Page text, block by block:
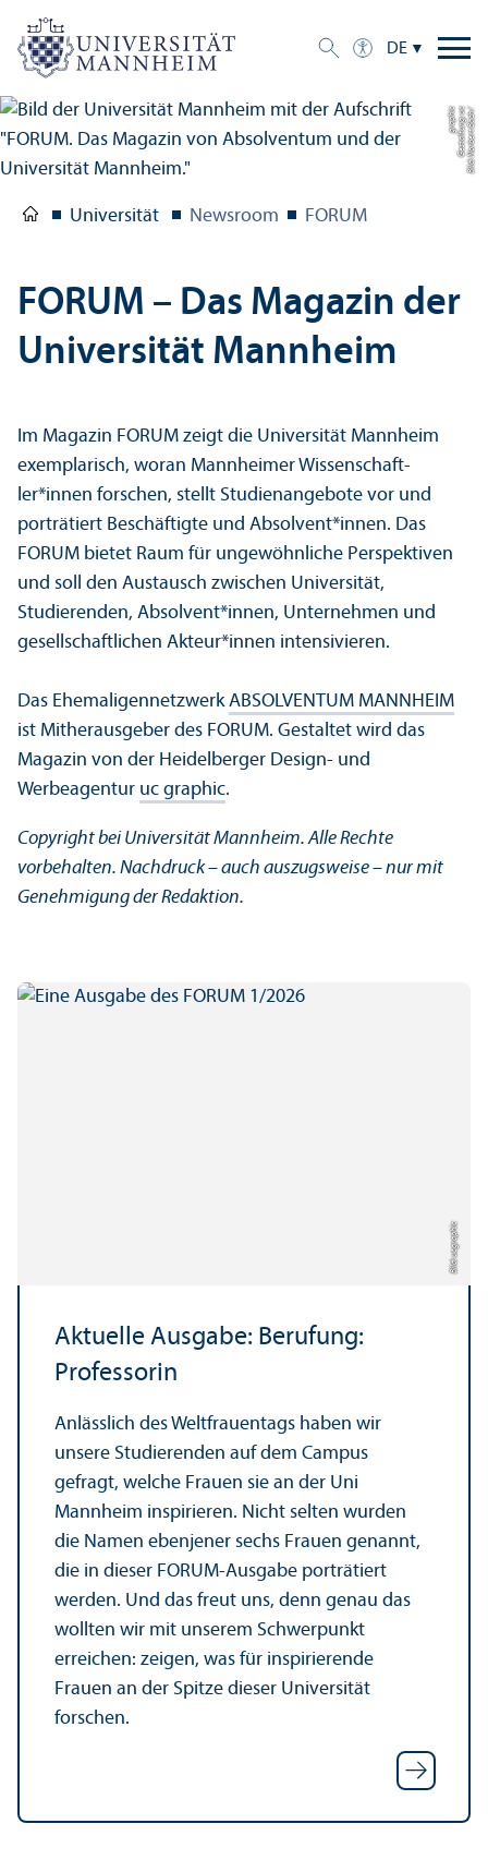
DE
Bil
d:
N
o
r
b
e
r
t
B
a
c
h
/
G
e
s
t
al
t
u
n
g:
u
c
g
r
a
p
hi
c
Universität Newsroom FORUM
FORUM – Das Magazin der
Universität Mannheim
Im Magazin FORUM zeigt die Universität Mannheim
exemplarisch, woran Mannheimer Wissenschaft­
ler*innen forschen, stellt Studien­angebote vor und
porträtiert Beschäftigte und Absolvent*innen. Das
FORUM bietet Raum für ungewöhnliche Perspektiven
und soll den Austausch zwischen Universität,
Studierenden, Absolvent*innen, Unter­nehmen und
gesellschaft­lichen Akteur*innen intensivieren.
Das Ehemaligen­netzwerkABSOLVENTUM MANNHEIM
ist Mitherausgeber des FORUM. Gestaltet wird das
Magazin von der Heidelberger Design- und
Werbeagentur uc graphic.
Copyright bei Universität Mannheim. Alle Rechte
vorbehalten. Nachdruck–auch auszugsweise–nur mit
Genehmigung der Redaktion.
Bild: uc graphic
Aktuelle Ausgabe: Berufung:
Professorin
Anlässlich des Weltfrauentags haben wir
unsere Studierenden auf dem Campus
gefragt, welche Frauen sie an der Uni
Mannheim inspirieren. Nicht selten wurden
die Namen ebenjener sechs Frauen genannt,
die in dieser FORUM-Ausgabe porträtiert
werden. Und das freut uns, denn genau das
wollten wir mit unserem Schwerpunkt
erreichen: zeigen, was für inspirierende
Frauen an der Spitze dieser Universität
forschen.